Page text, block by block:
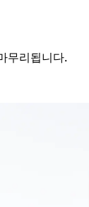
무리됩니다.